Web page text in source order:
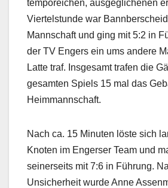
temporeichen, ausgeglichenen
Viertelstunde war
Mannschaft und ging mit 5:2 in
der TV Engers ein ums andere
Latte traf. Insgesamt trafen die
gesamten Spiels 15 mal das
Heimmannschaft.
Nach ca. 15 Minuten löste sich
Knoten im Engerser Team und
seinerseits mit 7:6 in Führung.
Unsicherheit wurde Anne